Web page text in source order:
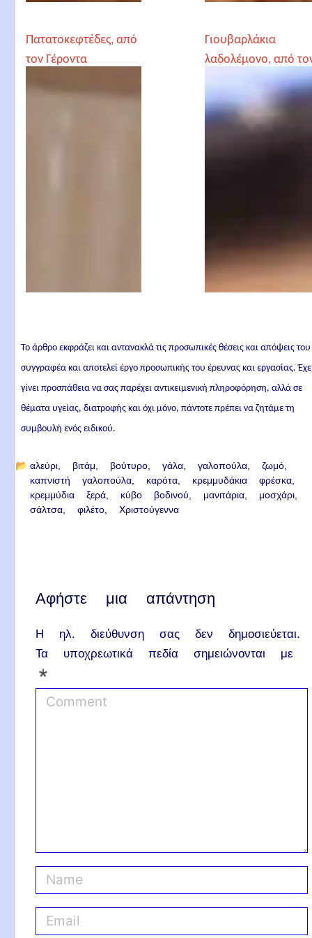
Πατατοκεφτέδες, από
τον Γέροντα
Γιουβαρλάκια
λαδολέμονο, από
Γέροντα Παρθένιο
Το άρθρο εκφράζει και αντανακλά τις προσωπικές θέσεις και απόψεις του
συγγραφέα και αποτελεί έργο προσωπικής του έρευνας και εργασίας.
γίνει προσπάθεια να σας παρέχει αντικειμενική πληροφόρηση, αλλά σε
θέματα υγείας, διατροφής και όχι μόνο, πάντοτε πρέπει να ζητάμε τη
συμβουλή ενός ειδικού.
📂 αλεύρι βιτάμ βούτυρο γάλα γαλοπούλα
ζωμό
καπνιστή γαλοπούλα
καρότα
κρεμμυδάκια φρέσκα
κρεμμύδια ξερά
κύβο βοδινού μανιτάρια
μοσχάρι
σάλτσα
φιλέτο Χριστούγεννα
Αφήστε μια απάντηση
Η ηλ. διεύθυνση σας δεν δημοσιεύεται.
Τα υποχρεωτικά πεδία σημειώνονται με
*
a
e